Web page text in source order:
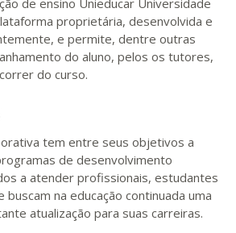
de ensino Unieducar Universidade
proprietária, desenvolvida e
e permite, dentre outras
do aluno, pelos os tutores,
do curso.
tem entre seus objetivos a
de desenvolvimento
a atender profissionais, estudantes
na educação continuada uma
atualização para suas carreiras.